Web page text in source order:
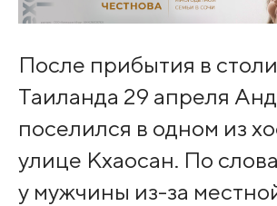
После прибытия в
Таиланда 29 апреля
поселился в одном из
улице Кхаосан. По
у мужчины из-за